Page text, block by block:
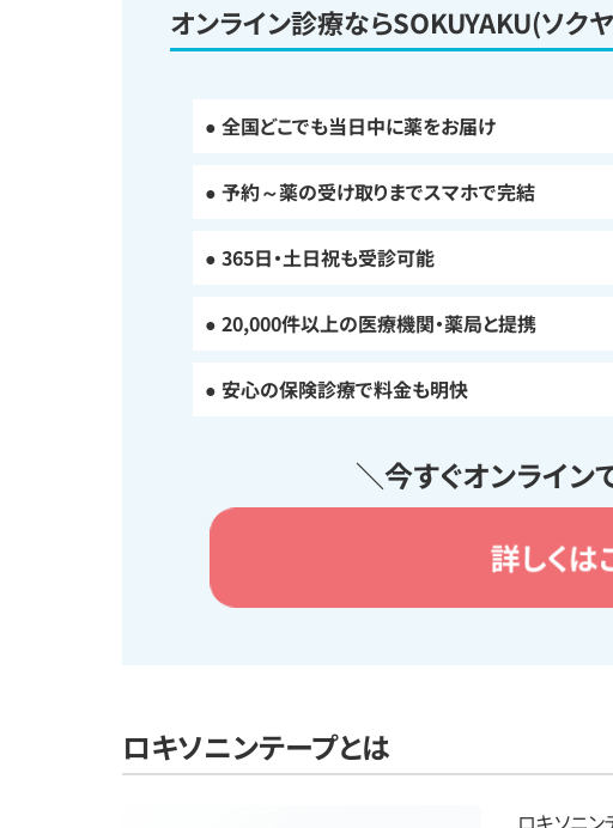
オンライン診療ならSOKUYAKU(ソク
● 全国どこでも当日中に薬をお届け
● 予約～薬の受け取りまでスマホで完結
● 365日・土日祝も受診可能
● 20,000件以上の医療機関・薬局と提携
● 安心の保険診療で料金も明快
＼今すぐオンライン
詳しくは
ロキソニンテープとは
ロキソニン